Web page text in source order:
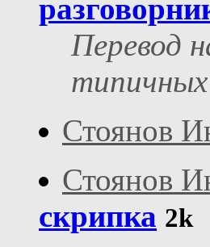
Перевод
Стоянов
Стоянов
скрипка 2k